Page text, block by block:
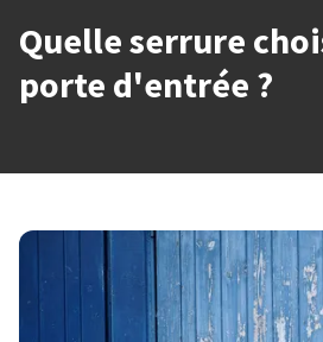
Quelle serrure
porte d'entrée ?